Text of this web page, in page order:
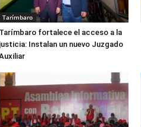
Tarímbaro
Tarímbaro fortalece el acceso a la
justicia: Instalan un nuevo Juzgado